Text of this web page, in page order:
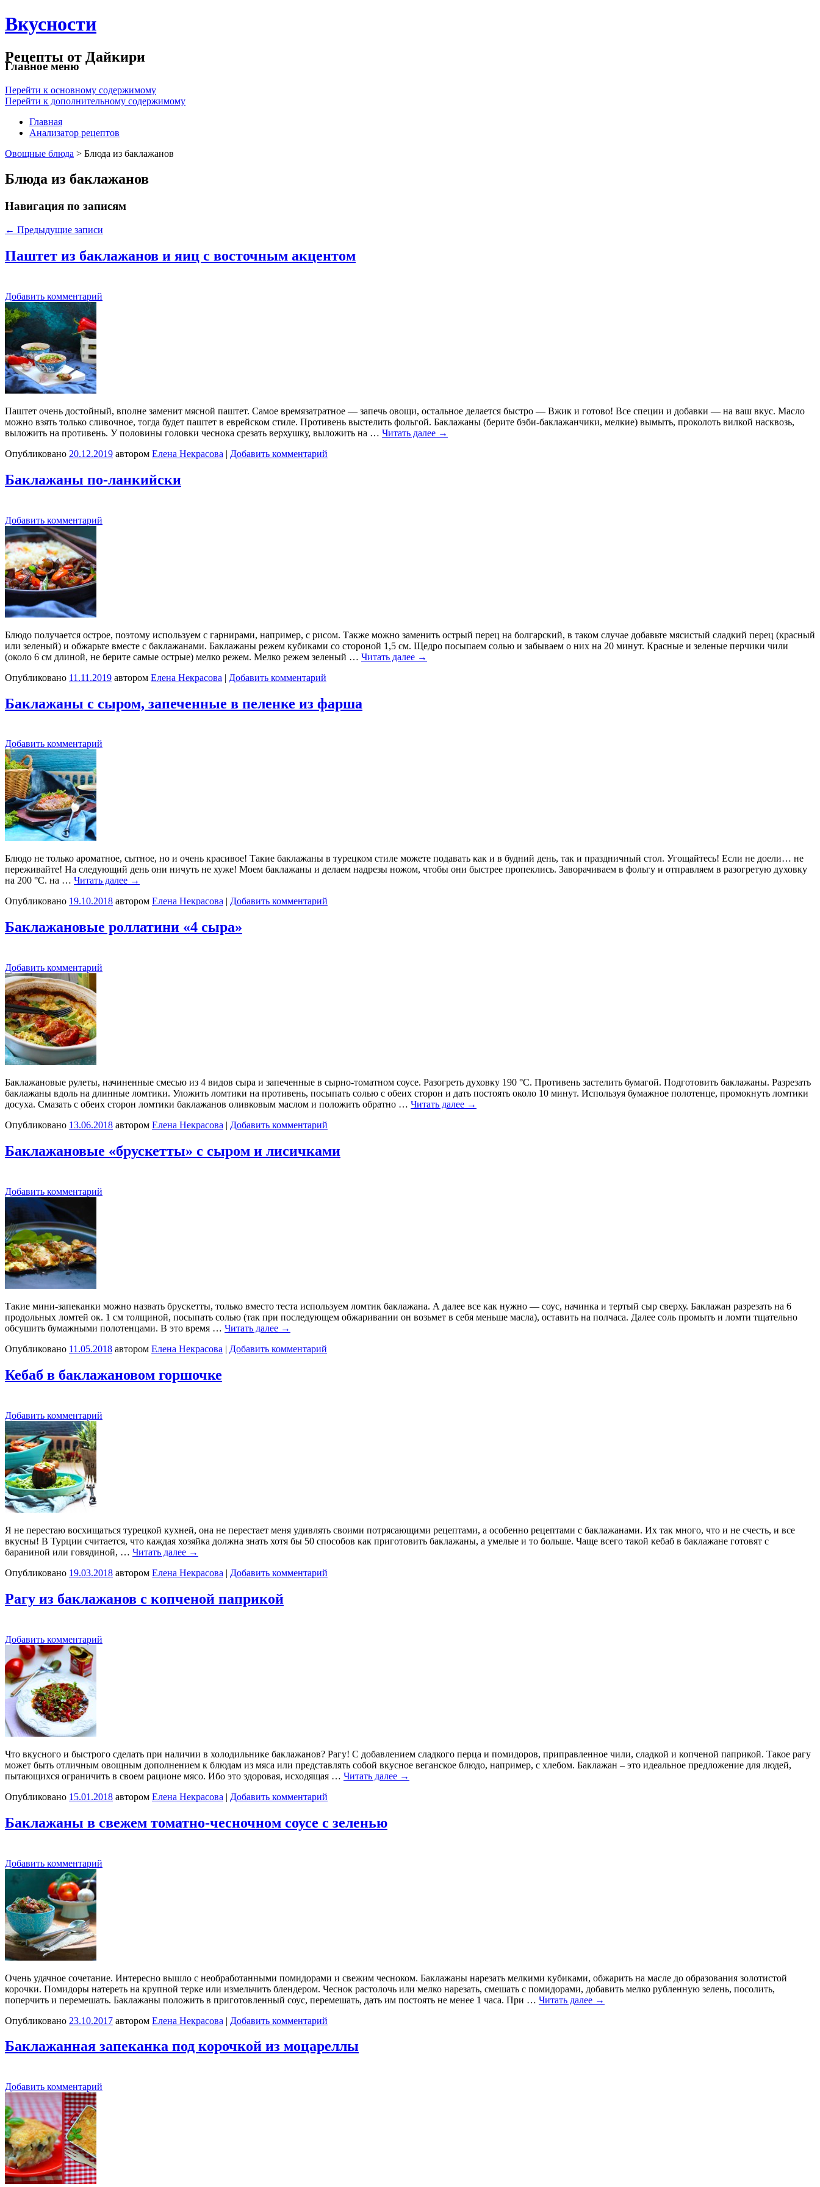
Вкусности
Рецепты от Дайкири
Главное меню
Перейти к основному содержимому
Перейти к дополнительному содержимому
Главная
Анализатор рецептов
Овощные блюда > Блюда из баклажанов
Блюда из баклажанов
Навигация по записям
← Предыдущие записи
Паштет из баклажанов и яиц с восточным акцентом
Добавить комментарий
Паштет очень достойный, вполне заменит мясной паштет. Самое времязатратное — запечь овощи, остальное делается быстро — Вжик и готово! Все специи и добавки — на ваш вкус. Масло
можно взять только сливочное, тогда будет паштет в еврейском стиле. Противень выстелить фольгой. Баклажаны (берите бэби-баклажанчики, мелкие) вымыть, проколоть вилкой насквозь,
выложить на противень. У половины головки чеснока срезать верхушку, выложить на … Читать далее →
Опубликовано 20.12.2019 автором Елена Некрасова | Добавить комментарий
Баклажаны по-ланкийски
Добавить комментарий
Блюдо получается острое, поэтому используем с гарнирами, например, с рисом. Также можно заменить острый перец на болгарский, в таком случае добавьте мясистый сладкий перец (красный
или зеленый) и обжарьте вместе с баклажанами. Баклажаны режем кубиками со стороной 1,5 см. Щедро посыпаем солью и забываем о них на 20 минут. Красные и зеленые перчики чили
(около 6 см длиной, не берите самые острые) мелко режем. Мелко режем зеленый … Читать далее →
Опубликовано 11.11.2019 автором Елена Некрасова | Добавить комментарий
Баклажаны с сыром, запеченные в пеленке из фарша
Добавить комментарий
Блюдо не только ароматное, сытное, но и очень красивое! Такие баклажаны в турецком стиле можете подавать как и в будний день, так и праздничный стол. Угощайтесь! Если не доели… не
переживайте! На следующий день они ничуть не хуже! Моем баклажаны и делаем надрезы ножом, чтобы они быстрее пропеклись. Заворачиваем в фольгу и отправляем в разогретую духовку
на 200 °C. на … Читать далее →
Опубликовано 19.10.2018 автором Елена Некрасова Добавить комментарий
Баклажановые роллатини «4 сыра»
Добавить комментарий
Баклажановые рулеты, начиненные смесью из 4 видов сыра и запеченные в сырно-томатном соусе. Разогреть духовку 190 °C. Противень застелить бумагой. Подготовить баклажаны. Разрезать
баклажаны вдоль на длинные ломтики. Уложить ломтики на противень, посыпать солью с обеих сторон и дать постоять около 10 минут. Используя бумажное полотенце, промокнуть ломтики
досуха. Смазать с обеих сторон ломтики баклажанов оливковым маслом и положить обратно … Читать далее →
Опубликовано 13.06.2018 автором Елена Некрасова | Добавить комментарий
Баклажановые «брускетты» с сыром и лисичками
Добавить комментарий
Такие мини-запеканки можно назвать брускетты, только вместо теста используем ломтик баклажана. А далее все как нужно — соус, начинка и тертый сыр сверху. Баклажан разрезать на 6
продольных ломтей ок. 1 см толщиной, посыпать солью (так при последующем обжаривании он возьмет в себя меньше масла), оставить на полчаса. Далее соль промыть и ломти тщательно
обсушить бумажными полотенцами. В это время … Читать далее →
Опубликовано 11.05.2018 автором Елена Некрасова | Добавить комментарий
Кебаб в баклажановом горшочке
Добавить комментарий
Я не перестаю восхищаться турецкой кухней, она не перестает меня удивлять своими потрясающими рецептами, а особенно рецептами с баклажанами. Их так много, что и не счесть, и все
вкусны! В Турции считается, что каждая хозяйка должна знать хотя бы 50 способов как приготовить баклажаны, а умелые и то больше. Чаще всего такой кебаб в баклажане готовят с
бараниной или говядиной, … Читать далее →
Опубликовано 19.03.2018 автором Елена Некрасова | Добавить комментарий
Рагу из баклажанов с копченой паприкой
Добавить комментарий
Что вкусного и быстрого сделать при наличии в холодильнике баклажанов? Рагу! С добавлением сладкого перца и помидоров, приправленное чили, сладкой и копченой паприкой. Такое рагу
может быть отличным овощным дополнением к блюдам из мяса или представлять собой вкусное веганское блюдо, например, с хлебом. Баклажан – это идеальное предложение для людей,
пытающихся ограничить в своем рационе мясо. Ибо это здоровая, исходящая … Читать далее →
Опубликовано 15.01.2018 автором Елена Некрасова | Добавить комментарий
Баклажаны в свежем томатно-чесночном соусе с зеленью
Добавить комментарий
Очень удачное сочетание. Интересно вышло с необработанными помидорами и свежим чесноком. Баклажаны нарезать мелкими кубиками, обжарить на масле до образования золотистой
корочки. Помидоры натереть на крупной терке или измельчить блендером. Чеснок растолочь или мелко нарезать, смешать с помидорами, добавить мелко рубленную зелень, посолить,
поперчить и перемешать. Баклажаны положить в приготовленный соус, перемешать, дать им постоять не менее 1 часа. При … Читать далее →
Опубликовано 23.10.2017 автором Елена Некрасова | Добавить комментарий
Баклажанная запеканка под корочкой из моцареллы
Добавить комментарий